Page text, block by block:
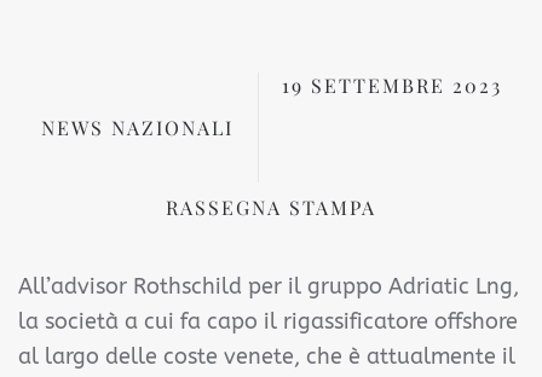
NEWS NAZIONALI
19 SETTEMBRE 2023
RASSEGNA STAMPA
All’advisor Rothschild per il gruppo Adriatic Lng,
la società a cui fa capo il rigassificatore offshore
al largo delle coste venete, che è attualmente il